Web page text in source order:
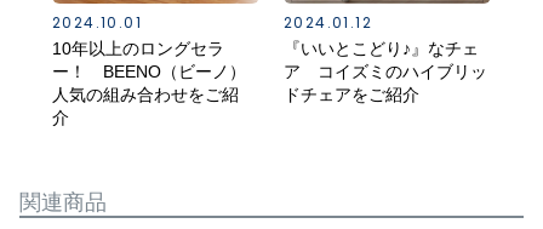
2024.10.01
10年以上のロングセラ
ー！ BEENO（ビーノ）
人気の組み合わせをご紹
介
2024.01.12
『いいとこどり♪』なチェ
ア コイズミのハイブリッ
ドチェアをご紹介
関連商品